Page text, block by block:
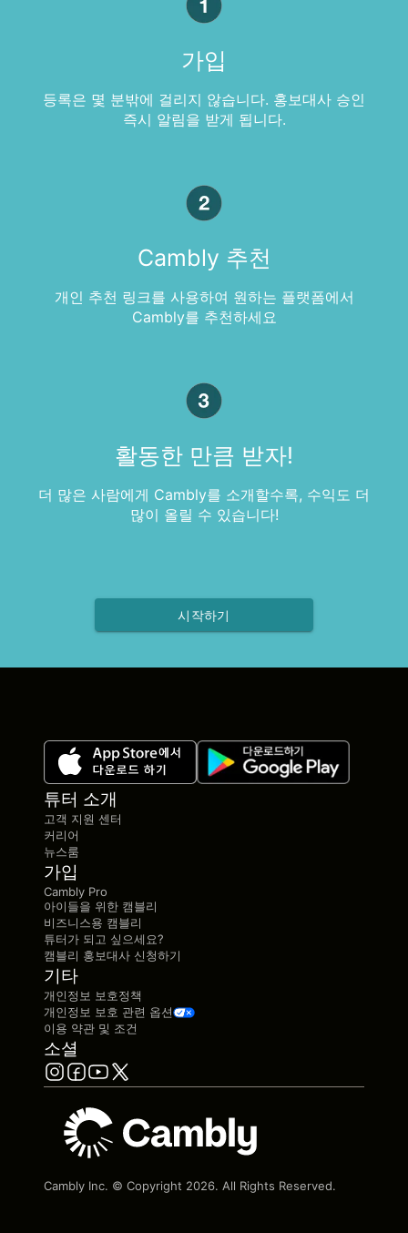
가입
등록은 몇 분밖에 걸리지 않습니다. 홍보대사 승인
즉시 알림을 받게 됩니다.
Cambly 추천
개인 추천 링크를 사용하여 원하는 플랫폼에서
Cambly를 추천하세요
활동한 만큼 받자!
더 많은 사람에게 Cambly를 소개할수록, 수익도 더
많이 올릴 수 있습니다!
시작하기
튜터 소개
고객 지원 센터
커리어
뉴스룸
가입
Cambly Pro
아이들을 위한 캠블리
비즈니스용 캠블리
튜터가 되고 싶으세요?
캠블리 홍보대사 신청하기
기타
개인정보 보호정책
개인정보 보호 관련 옵션
이용 약관 및 조건
소셜
Cambly Inc. © Copyright 2026. All Rights Reserved.